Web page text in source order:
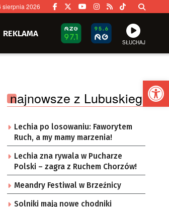
sierpnia 2026
REKLAMA
SŁUCHAJ
najnowsze z Lubuskiego
Lechia po losowaniu: Faworytem
Ruch, a my mamy marzenia!
Lechia zna rywala w Pucharze
Polski – zagra z Ruchem Chorzów!
Meandry Festiwal w Brzeźnicy
Solniki mają nowe chodniki